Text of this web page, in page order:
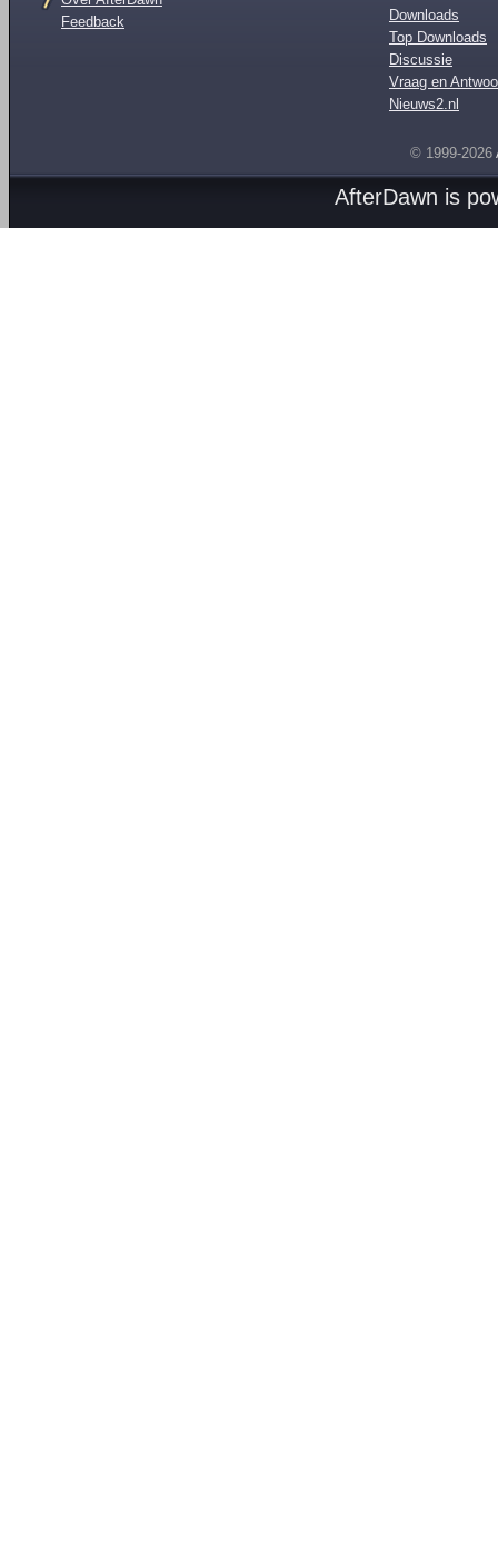
Feedback
Downloads
Top Downloads
Discussie
Vraag en
Nieuws2.nl
© 1999-2026
AfterDawn is